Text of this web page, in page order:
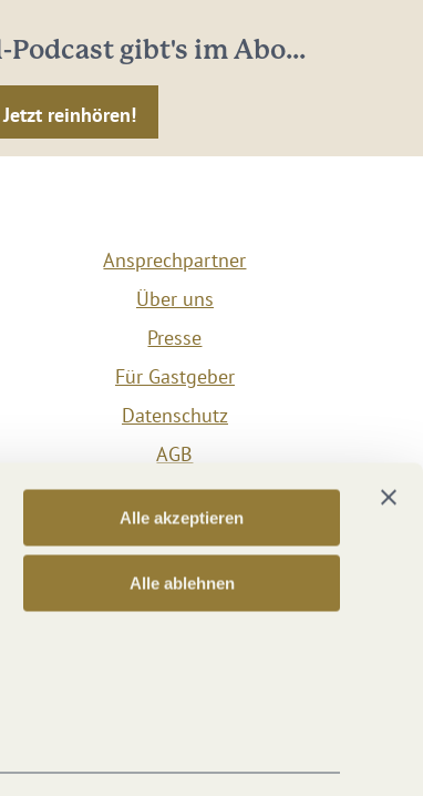
Alle akzeptieren
Alle ablehnen
Podcast gibt's im Abo...
Jetzt reinhören!
Ansprechpartner
Über uns
Presse
Für Gastgeber
Datenschutz
AGB
Impressum
Barrierefreiheit
Vertrag widerrufen
Versicherungsvertrag widerrufen